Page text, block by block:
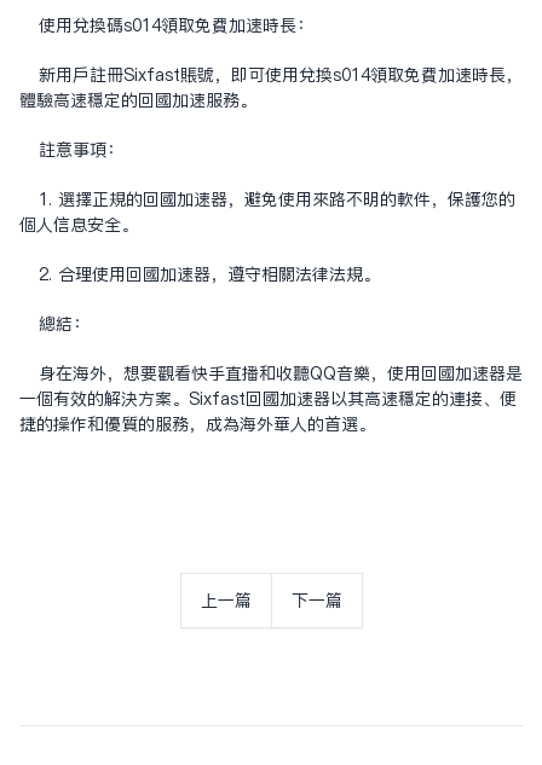
使用兑换码s014领取免费加速时长：
新用户注册Sixfast账号，即可使用兑换s014领取免费加速时长，
体验高速稳定的回国加速服务。
注意事项：
1. 选择正规的回国加速器，避免使用来路不明的软件，保护您的
个人信息安全。
2. 合理使用回国加速器，遵守相关法律法规。
总结：
身在海外，想要观看快手直播和收听QQ音乐，使用回国加速器是
一个有效的解决方案。Sixfast回国加速器以其高速稳定的连接、便
捷的操作和优质的服务，成为海外华人的首选。
上一篇 下一篇